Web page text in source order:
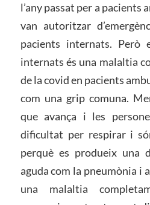
l’any passat per a pacients
van autoritzar
pacients internats. Però
internats és una malaltia
de la covid en pacients
com una grip comuna.
que avança i les
dificultat per respirar i
perquè es produeix una
aguda com la pneumònia i
una malaltia